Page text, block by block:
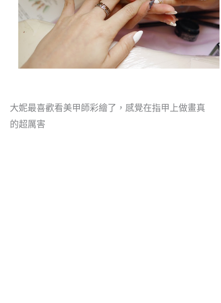
大妮最喜歡看美甲師彩繪了，感覺在指甲上做畫真
的超厲害